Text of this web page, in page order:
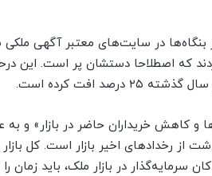
که اصطلاحا دستشان پر است. این
افت کرده است.
و کاهش خریداران حاضر در بازار» و
از رخدادهای اخیر بازار است. کل
در بازار ملک، باید زمان